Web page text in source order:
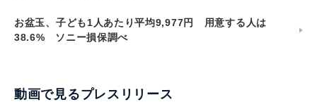
お盆玉、子ども1人あたり平均9,977円 用意する人は
38.6% ソニー損保調べ
動画で見るプレスリリース